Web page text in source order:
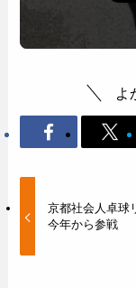
よ
京都社会人卓球
今年から参戦